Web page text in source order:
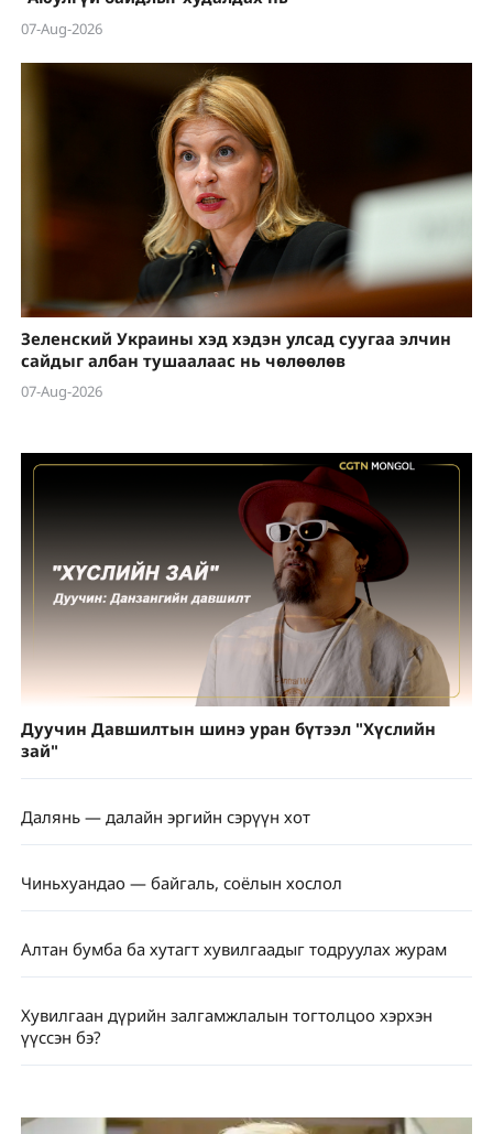
07-Aug-2026
Зеленский Украины хэд хэдэн улсад суугаа элчин
сайдыг албан тушаалаас нь чөлөөлөв
07-Aug-2026
Дуучин Давшилтын шинэ уран бүтээл "Хүслийн
зай"
Далянь — далайн эргийн сэрүүн хот
Чиньхуандао — байгаль, соёлын хослол
Алтан бумба ба хутагт хувилгаадыг тодруулах журам
Хувилгаан дүрийн залгамжлалын тогтолцоо хэрхэн
үүссэн бэ?